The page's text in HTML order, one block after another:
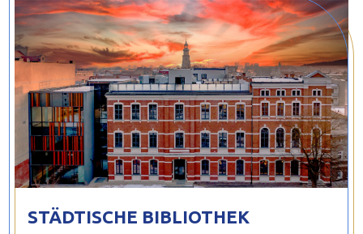
PROFILAR – kaltgeformte Profile
PL
STÄDTISCHE BIBLIOTHEK